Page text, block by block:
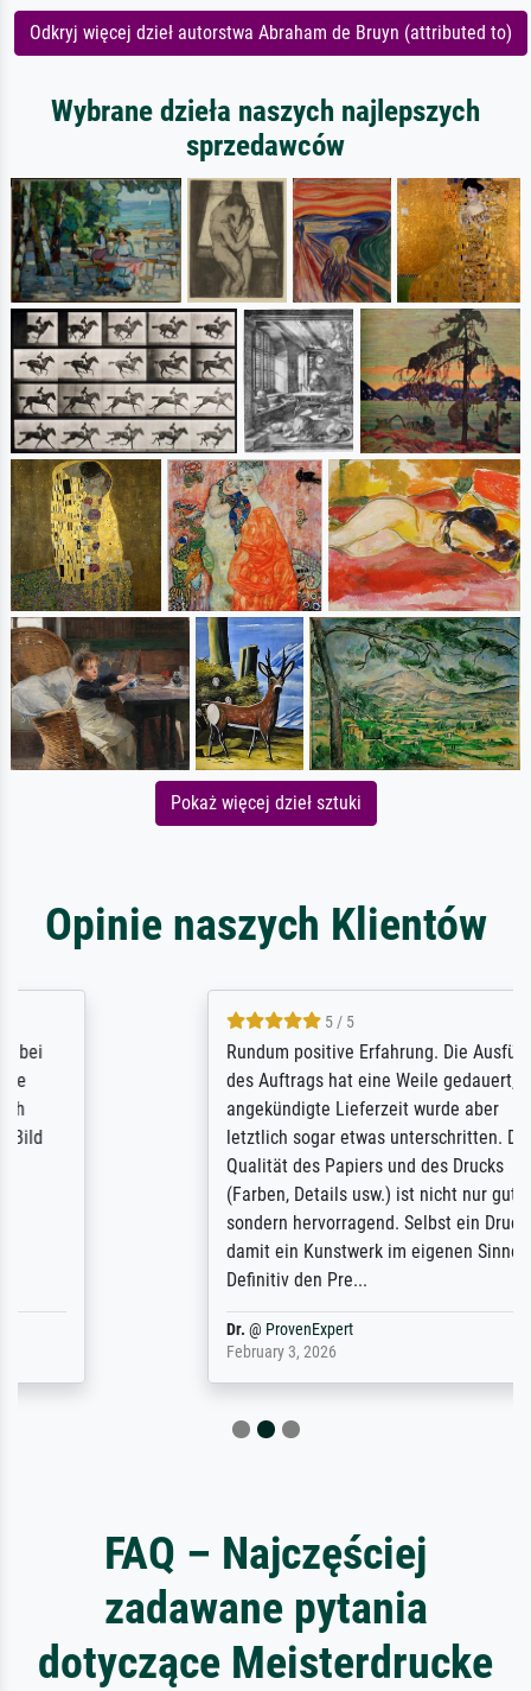
Odkryj więcej dzieł autorstwa Abraham de Bruyn (attributed to)
Wybrane dzieła naszych najlepszych
sprzedawców
Pokaż więcej dzieł sztuki
Opinie naszych Klientów
Rundum positive Erfahrung. Die Ausführung
des Auftrags hat eine Weile gedauert, die
angekündigte Lieferzeit wurde aber
letztlich sogar etwas unterschritten. Die
Qualität des Papiers und des Drucks
(Farben, Details usw.) ist nicht nur gut,
sondern hervorragend. Selbst ein Druck ist
damit ein Kunstwerk im eigenen Sinne.
Definitiv den Pre...
FAQ – Najczęściej
zadawane pytania
dotyczące Meisterdrucke